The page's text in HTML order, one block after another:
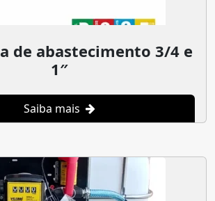
de abastecimento 3/4 e
1″
Saiba mais